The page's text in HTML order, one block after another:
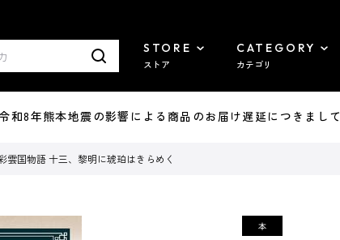
STORE
ストア
CATEGORY
カテゴリ
8年熊本地震の影響による商品のお届け遅延につきまして
雲国物語 十三、黎明に琥珀はきらめく